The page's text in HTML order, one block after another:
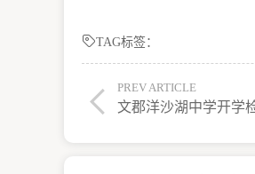
TAG标签：
PREV ARTICLE